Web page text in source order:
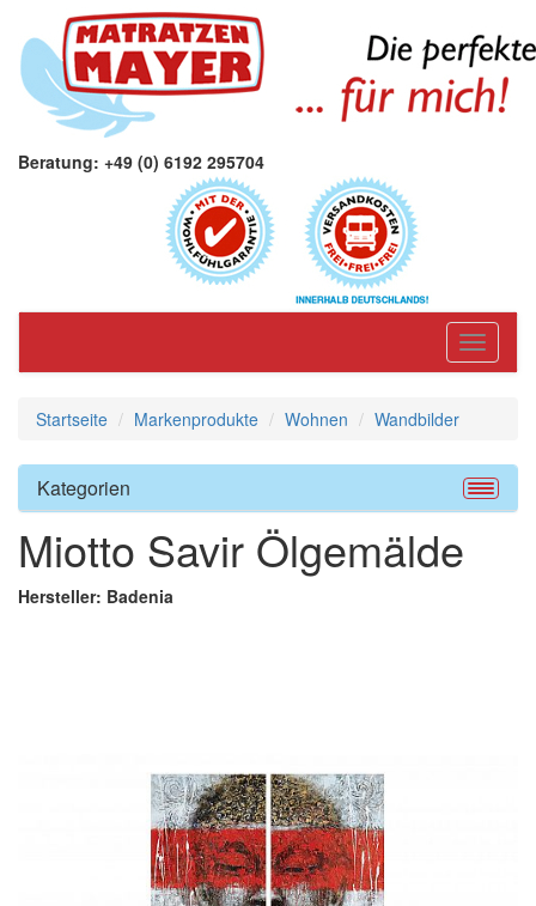
Beratung: +49 (0) 6192 295704
Toggle
Startseite Markenprodukte Wohnen Wandbilder
Kategorien
Miotto Savir Ölgemälde
Hersteller: Badenia